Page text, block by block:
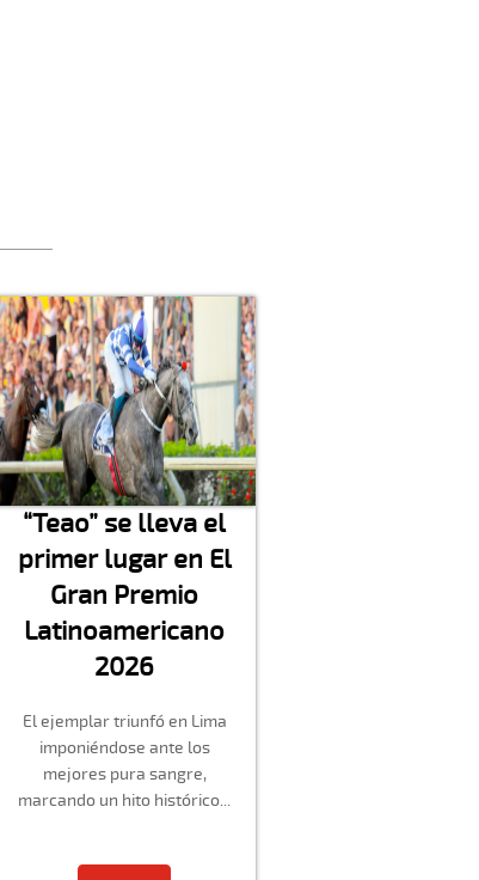
“Teao” se lleva el
primer lugar en El
Gran Premio
Latinoamericano
2026
El ejemplar triunfó en Lima
imponiéndose ante los
mejores pura sangre,
marcando un hito histórico...